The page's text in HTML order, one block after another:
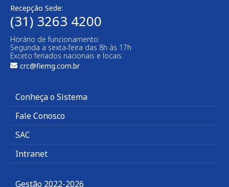
Recepção Sede:
(31) 3263 4200
Horário de funcionamento:
Segunda a sexta-feira das 8h às 17h
Exceto feriados nacionais e locais.
crc@fiemg.com.br
Conheça o Sistema
Fale Conosco
SAC
Intranet
Gestão 2022-2026